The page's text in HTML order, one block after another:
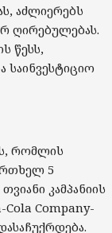
აძლიერებს
ღირებულებას.
წესს,
რომლის
5
კამპანიის
Company-